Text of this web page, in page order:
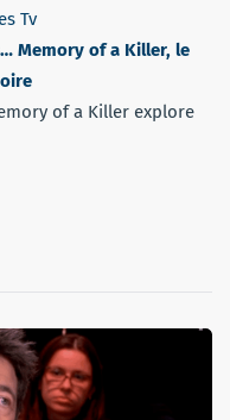
Tv
Memory of a Killer, le
of a Killer explore